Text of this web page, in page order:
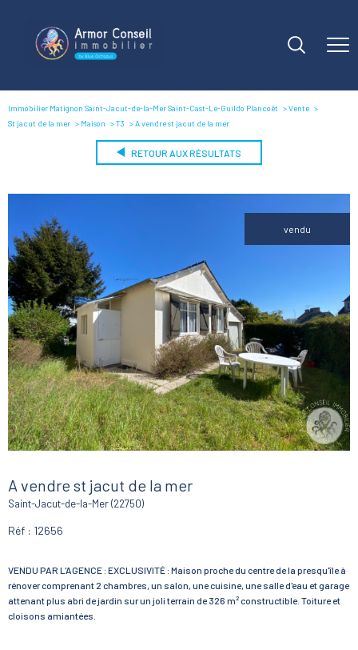
Immobilier Matignon Saint-Jacut-de-la-Mer Saint-Cast-Le-Guildo Plancoët
Vente
St jacut de la mer
Maison T3 A vendre st jacut de la mer
RETOUR AUX RÉSULTATS
vendu
A vendre st jacut de la mer
Saint-Jacut-de-la-Mer (22750)
Réf : 12656
VENDU PAR L'AGENCE : EXCLUSIVITÉ : Maison proche du centre de la presqu'île à
rénover comprenant 2 chambres, un salon, une cuisine, une salle d'eau et garage
attenant plus abri de jardin sur un joli terrain de 326 m² constructible. Toiture et